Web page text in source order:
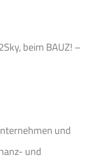
beim BAUZ! –
und
und